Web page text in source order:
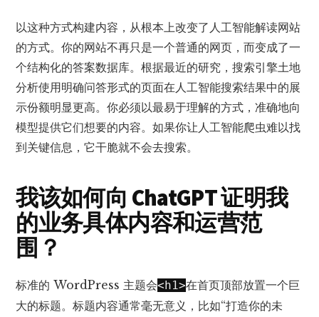
以这种方式构建内容，从根本上改变了人工智能解读网站
的方式。你的网站不再只是一个普通的网页，而变成了一
个结构化的答案数据库。根据最近的研究，搜索引擎土地
分析使用明确问答形式的页面在人工智能搜索结果中的展
示份额明显更高。你必须以最易于理解的方式，准确地向
模型提供它们想要的内容。如果你让人工智能爬虫难以找
到关键信息 ，它干脆就不会去搜索。
我该如何向 ChatGPT 证明我
的业务具体内容和运营范
围？
标准的 WordPress 主题会<h1>在首页顶部放置一个巨
大的标题。标题内容通常毫无意义，比如“打造你的未